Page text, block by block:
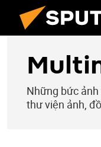
Những bức
thư viện ảnh,